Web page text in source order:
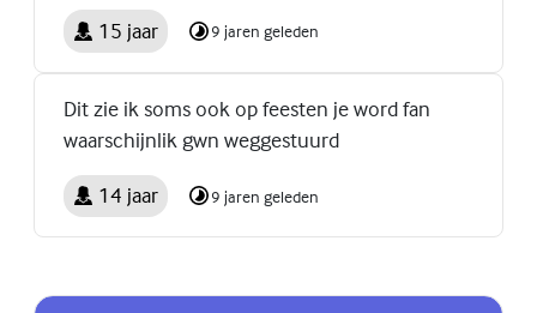
15 jaar 9 jaren geleden
Dit zie ik soms ook op feesten je word fan
waarschijnlik gwn weggestuurd
14 jaar 9 jaren geleden